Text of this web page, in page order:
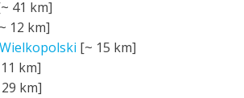
41 km]
12 km]
[~ 15 km]
11 km]
29 km]